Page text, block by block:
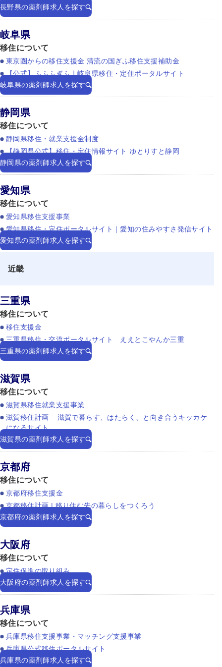
長野県の薬剤師求人を探す
岐阜県
移住について
東京圏からの移住支援金 清流の国ぎふ移住支援補助金
【公式】ふふふぎふ｜岐阜県移住・定住ポータルサイト
岐阜県の薬剤師求人を探す
静岡県
移住について
静岡県移住・就業支援金制度
【静岡県公式】移住・定住情報サイト ゆとりすと静岡
静岡県の薬剤師求人を探す
愛知県
移住について
愛知県移住支援事業
愛知県移住・定住ポータルサイト｜愛知の住みやすさ発信サイト
愛知県の薬剤師求人を探す
近畿
三重県
移住について
移住支援金
三重県移住・交流ポータルサイト ええとこやんか三重
三重県の薬剤師求人を探す
滋賀県
移住について
滋賀県移住就業支援事業
滋賀移住計画 – 滋賀で暮らす、はたらく、と向き合うキッカケ
になるサイト。
滋賀県の薬剤師求人を探す
京都府
移住について
京都府移住支援金
京都移住計画 | 移り住む先の暮らしをつくろう
京都府の薬剤師求人を探す
大阪府
移住について
定住促進の取り組み
大阪府の薬剤師求人を探す
兵庫県
移住について
兵庫県移住支援事業・マッチング支援事業
兵庫県公式移住ポータルサイト
兵庫県の薬剤師求人を探す